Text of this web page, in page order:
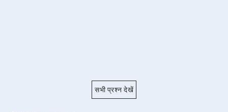
सभी प्रश्न देखें